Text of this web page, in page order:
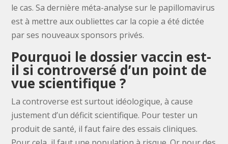
le cas. Sa dernière méta-analyse sur le papillomavirus
est à mettre aux oubliettes car la copie a été dictée
par ses nouveaux sponsors privés.
Pourquoi le dossier vaccin est-
il si controversé d’un point de
vue scientifique ?
La controverse est surtout idéologique, à cause
justement d’un déficit scientifique. Pour tester un
produit de santé, il faut faire des essais cliniques.